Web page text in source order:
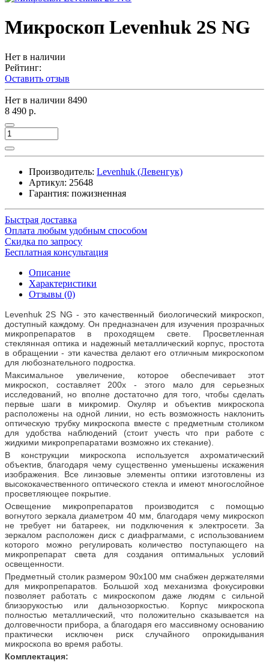
Микроскоп Levenhuk 2S NG
Нет в наличии
Рейтинг:
Оставить отзыв
Нет в наличии 8490
8 490 р.
Производитель: Levenhuk (Левенгук)
Артикул: 25648
Гарантия: пожизненная
Быстрая доставка
Оплата любым удобным способом
Скидка по запросу
Бесплатная консультация
Описание
Характеристики
Отзывы (0)
Levenhuk 2S NG - это качественный биологический микроскоп,
доступный каждому. Он предназначен для изучения прозрачных
микропрепаратов в проходящем свете. Просветленная
стеклянная оптика и надежный металлический корпус, простота
в обращении - эти качества делают его отличным микроскопом
для любознательного подростка.
Максимальное увеличение, которое обеспечивает этот
микроскоп, составляет 200х - этого мало для серьезных
исследований, но вполне достаточно для того, чтобы сделать
первые шаги в микромир. Окуляр и объектив микроскопа
расположены на одной линии, но есть возможность наклонить
оптическую трубку микроскопа вместе с предметным столиком
для удобства наблюдений (стоит учесть что при работе с
жидкими микропрепаратами возможно их стекание).
В конструкции микроскопа используется ахроматический
объектив, благодаря чему существенно уменьшены искажения
изображения. Все линзовые элементы оптики изготовлены из
высококачественного оптического стекла и имеют многослойное
просветляющее покрытие.
Освещение микропрепаратов производится с помощью
вогнутого зеркала диаметром 40 мм, благодаря чему микроскоп
не требует ни батареек, ни подключения к электросети. За
зеркалом расположен диск с диафрагмами, с использованием
которого можно регулировать количество поступающего на
микропрепарат света для создания оптимальных условий
освещенности.
Предметный столик размером 90х100 мм снабжен держателями
для микропрепаратов. Большой ход механизма фокусировки
позволяет работать с микроскопом даже людям с сильной
близорукостью или дальнозоркостью. Корпус микроскопа
полностью металлический, что положительно сказывается на
долговечности прибора, а благодаря его массивному основанию
практически исключен риск случайного опрокидывания
микроскопа во время работы.
Комплектация: